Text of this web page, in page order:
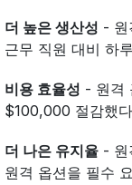
더 높은 생산성 - 원
근무 직원 대비 하
비용 효율성 - 원격
$100,000 절감했
더 나은 유지율 - 원
원격 옵션을 필수